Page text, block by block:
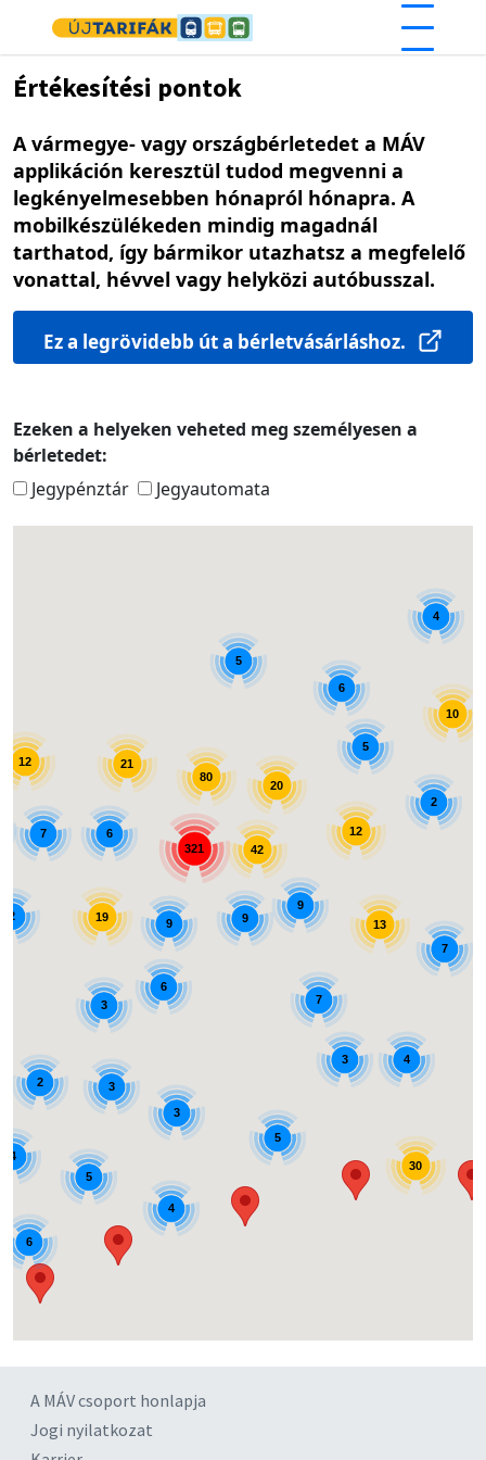
Ugrás a tartalomra
Értékesítési pontok
A vármegye- vagy országbérletedet a MÁV
applikáción keresztül tudod megvenni a
legkényelmesebben hónapról hónapra. A
mobilkészülékeden mindig magadnál
tarthatod, így bármikor utazhatsz a megfelelő
vonattal, hévvel vagy helyközi autóbusszal.
Ez a legrövidebb út a bérletvásárláshoz.
Ezeken a helyeken veheted meg személyesen a
bérletedet:
Jegypénztár
Jegyautomata
13
321
19
9
30
12
80
20
4
5
6
6
5
4
9
4
21
6
10
42
5
2
12
3
7
7
3
5
3
7
4
6
9
3
2
2
A MÁV csoport honlapja
Jogi nyilatkozat